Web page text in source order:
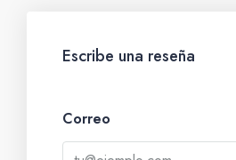
Escribe una reseña
Correo